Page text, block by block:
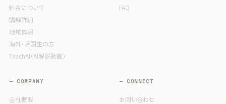
料金について
講師詳細
地域情報
海外・帰国生の方
TeachAI（AI解説動画）
FAQ
— COMPANY
会社概要
— CONNECT
お問い合わせ